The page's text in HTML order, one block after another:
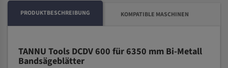
PRODUKTBESCHREIBUNG KOMPATIBLE MASCHINEN
TANNU Tools DCDV 600 für 6350 mm Bi-Metall
Bandsägeblätter